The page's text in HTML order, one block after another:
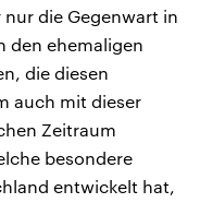
die Gegenwart in
den ehemaligen
die diesen
auch mit dieser
Zeitraum
besondere
entwickelt hat,